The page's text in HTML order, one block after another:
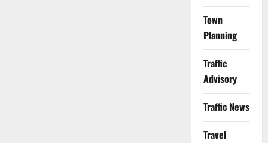
Town
Planning
Traffic
Advisory
Traffic News
Travel